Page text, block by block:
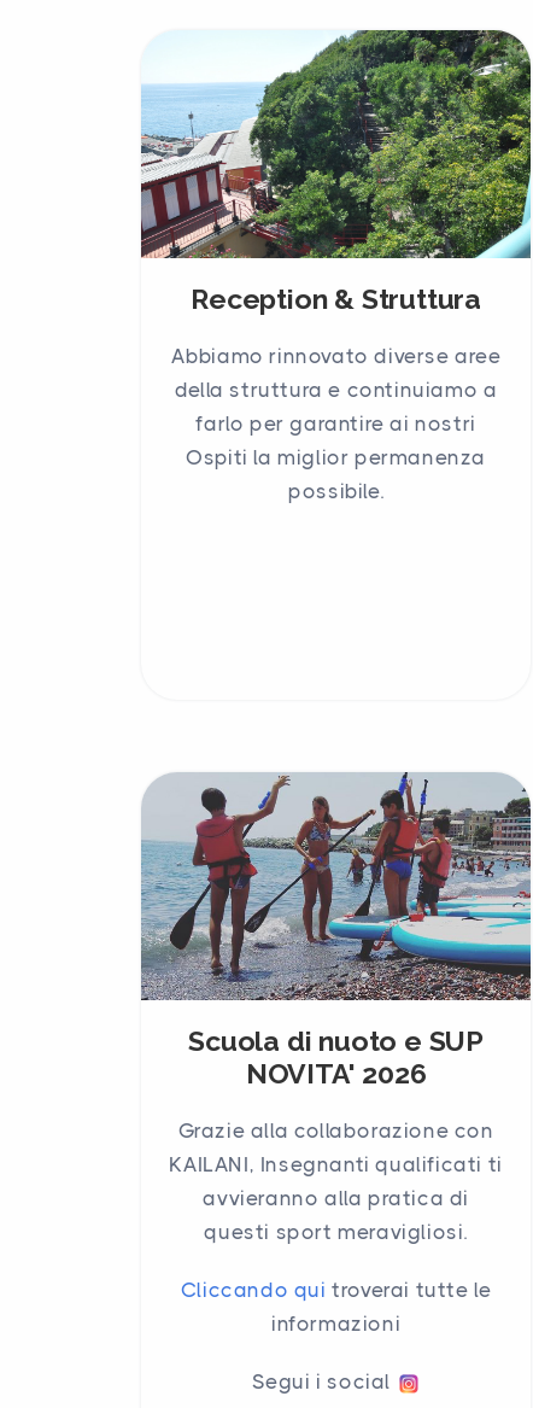
Reception & Struttura
Abbiamo rinnovato diverse aree
della struttura e continuiamo a
farlo per garantire ai nostri
Ospiti la miglior permanenza
possibile.
Scuola di nuoto e SUP
NOVITA' 2026
Grazie alla collaborazione con
KAILANI, Insegnanti qualificati ti
avvieranno alla pratica di
questi sport meravigliosi.
Cliccando quitroverai tutte le
informazioni
Segui i social